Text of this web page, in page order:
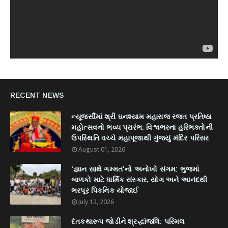
RECENT NEWS
ન્યૂજર્સીમાં શ્રી ઘનશ્યામ મહારાજ રજત પ્રતિષ્ઠા
મહોત્સવનો ભવ્ય પ્રારંભ: વિશ્વભરના હરિભક્તોની
ઉપસ્થિતિ વચ્ચે મહાપૂજાથી ગુંજ્યું મંદિર પરિસર
August 01, 2026
'જ્ઞાન સાથે ગમ્મત'નો અનોખો સંગમ: ભુજમાં
બાળકો માટે ધાર્મિક સંસ્કાર, યોગ અને આનંદથી
ભરપૂર પિકનિક યોજાઈ
July 12, 2026
દંતકથારૂપ જોડીને શ્રદ્ધાંજલિ: પરિમલ